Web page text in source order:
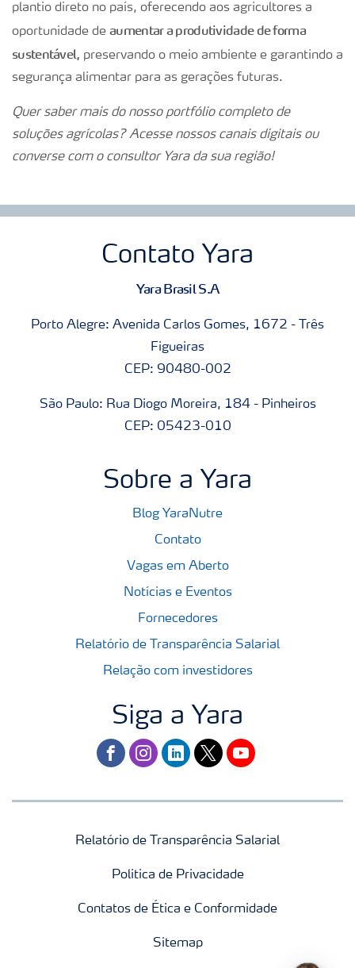
plantio direto no país, oferecendo aos agricultores a
oportunidade de aumentar a produtividade de forma
sustentável, preservando o meio ambiente e garantindo a
segurança alimentar para as gerações futuras.
Quer saber mais do nosso portfólio completo de
soluções agrícolas? Acesse nossos canais digitais ou
converse com o consultor Yara da sua região!
Contato Yara
Yara Brasil S.A
Porto Alegre: Avenida Carlos Gomes, 1672 - Três
Figueiras
CEP: 90480-002
São Paulo: Rua Diogo Moreira, 184 - Pinheiros
CEP: 05423-010
Sobre a Yara
Blog YaraNutre
Contato
Vagas em Aberto
Notícias e Eventos
Fornecedores
Relatório de Transparência Salarial
Relação com investidores
Siga a Yara
facebookinstagram
linkedintwitteryoutube
Relatório de Transparência Salarial
Politica de Privacidade
Contatos de Ética e Conformidade
Sitemap